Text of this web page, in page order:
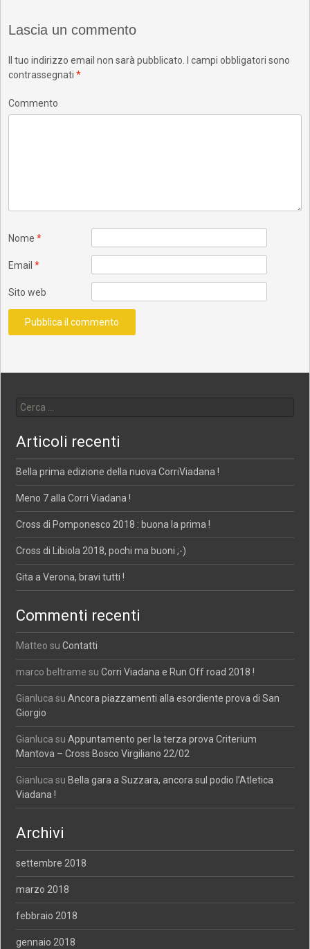
Lascia un commento
Il tuo indirizzo email non sarà pubblicato. I campi obbligatori sono
contrassegnati*
Commento
Nome*
Email*
Sito web
Articoli recenti
Bella prima edizione della nuova CorriViadana !
Meno 7 alla Corri Viadana !
Cross di Pomponesco 2018 : buona la prima !
Cross di Libiola 2018, pochi ma buoni ;-)
Gita a Verona, bravi tutti !
Commenti recenti
Matteo suContatti
marco beltrame suCorri Viadana e Run Off road 2018 !
Gianluca suAncora piazzamenti alla esordiente prova di San
Giorgio
Gianluca suAppuntamento per la terza prova Criterium
Mantova – Cross Bosco Virgiliano 22/02
Gianluca su Bella gara a Suzzara, ancora sul podio l’Atletica
Viadana !
Archivi
settembre 2018
marzo 2018
febbraio 2018
gennaio 2018